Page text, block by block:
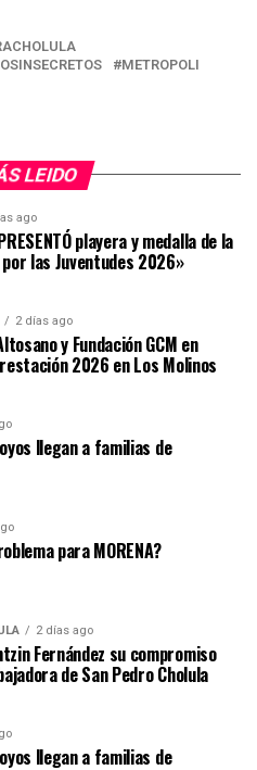
METROPOLI
LEIDO
ago
playera y medalla de la
las Juventudes 2026»
2 días ago
y Fundación GCM en
2026 en Los Molinos
llegan a familias de
para MORENA?
2 días ago
Fernández su compromiso
de San Pedro Cholula
llegan a familias de